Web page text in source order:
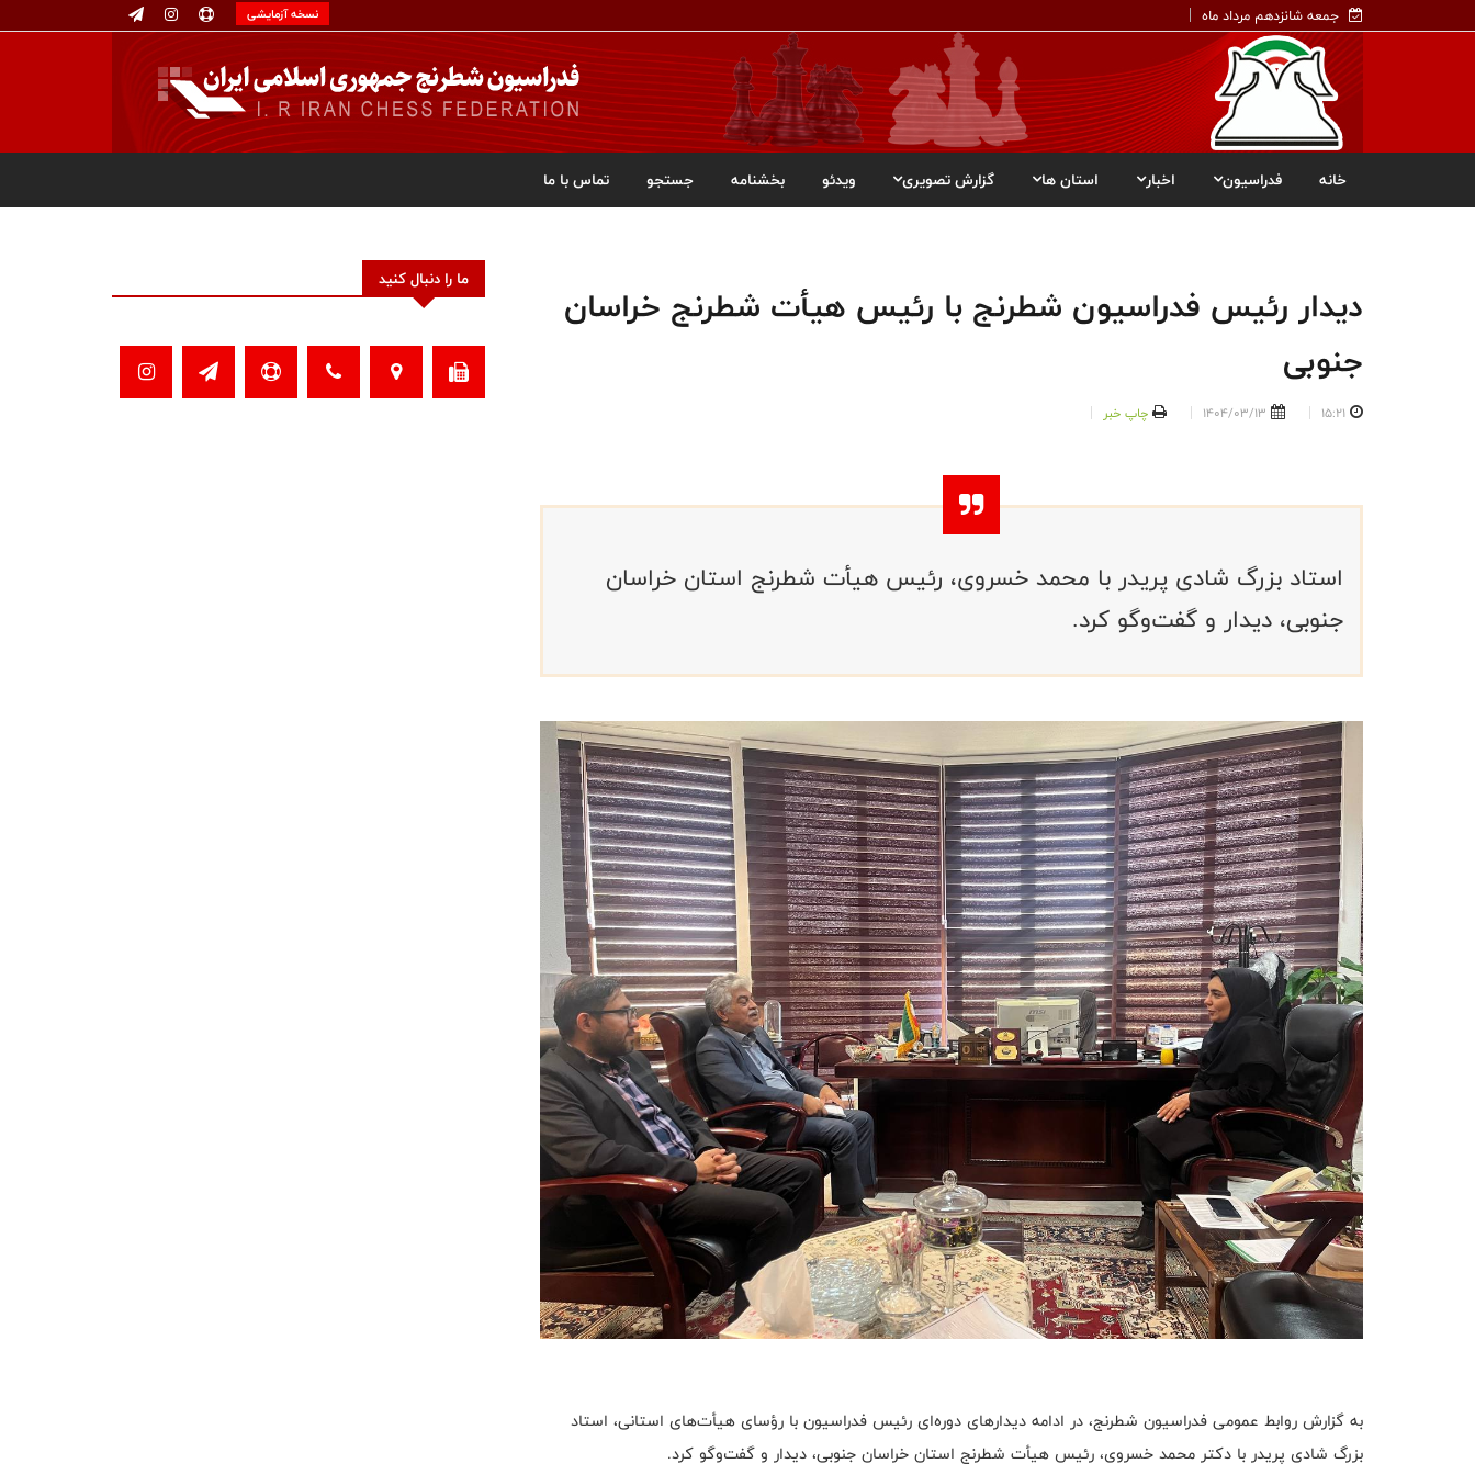
جمعه شانزدهم مرداد ماه نسخه آزمایشی
خانه فدراسیون اخبار استان ها گزارش تصویری ویدئو بخشنامه جستجو تماس با ما
دیدار رئیس فدراسیون شطرنج با رئیس هیأت شطرنج خراسان
جنوبی
15:21
1404/03/13 چاپ خبر
استاد بزرگ شادی پریدر با محمد خسروی، رئیس هیأت شطرنج استان خراسان
جنوبی، دیدار و گفت‌وگو کرد.
به گزارش روابط عمومی فدراسیون شطرنج، در ادامه دیدارهای دوره‌ای رئیس فدراسیون با رؤسای هیأت‌های استانی، استاد
بزرگ شادی پریدر با دکتر محمد خسروی، رئیس هیأت شطرنج استان خراسان جنوبی، دیدار و گفت‌وگو کرد.
ما را دنبال کنید